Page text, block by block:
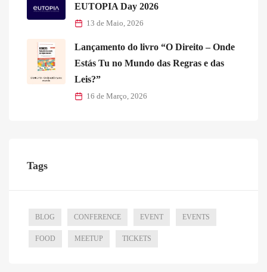
EUTOPIA Day 2026
13 de Maio, 2026
Lançamento do livro “O Direito – Onde
Estás Tu no Mundo das Regras e das
Leis?”
16 de Março, 2026
Tags
BLOG CONFERENCE EVENT EVENTS
FOOD MEETUP TICKETS